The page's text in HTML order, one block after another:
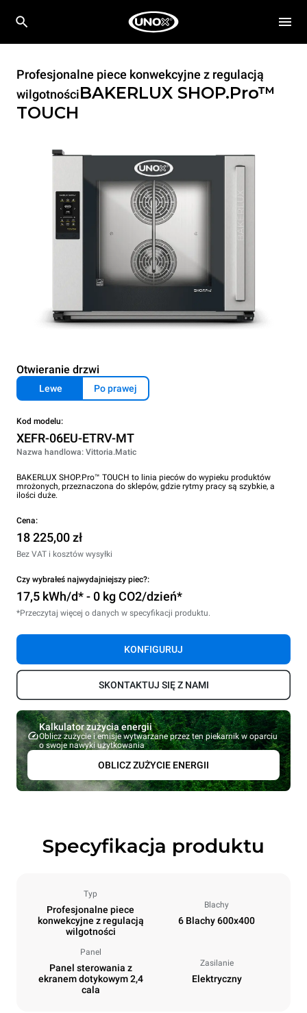
Profesjonalne piece konwekcyjne z regulacją
wilgotnościBAKERLUX SHOP.Pro™
TOUCH
Otwieranie drzwi
Lewe Po prawej
Kod modelu:
XEFR-06EU-ETRV-MT
Nazwa handlowa: Vittoria.Matic
BAKERLUX SHOP.Pro™ TOUCH to linia pieców do wypieku produktów
mrożonych, przeznaczona do sklepów, gdzie rytmy pracy są szybkie, a
ilości duże.
Cena:
18 225,00 zł
Bez VAT i kosztów wysyłki
Czy wybrałeś najwydajniejszy piec?:
17,5 kWh/d* - 0 kg CO2/dzień*
*Przeczytaj więcej o danych w specyfikacji produktu.
KONFIGURUJ
SKONTAKTUJ SIĘ Z NAMI
Kalkulator zużycia energii
Oblicz zużycie i emisje wytwarzane przez ten piekarnik w oparciu
o swoje nawyki użytkowania
OBLICZ ZUŻYCIE ENERGII
Specyfikacja produktu
Typ
Profesjonalne piece
konwekcyjne z regulacją
wilgotności
Blachy
6 Blachy 600x400
Panel
Panel sterowania z
ekranem dotykowym 2,4
cala
Zasilanie
Elektryczny